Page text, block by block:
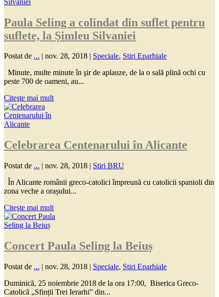
Paula Seling a colindat din suflet pentru
suflete, la Șimleu Silvaniei
Postat de ... | nov. 28, 2018 | Speciale, Stiri Eparhiale
Minute, multe minute în şir de aplauze, de la o sală plină ochi cu
peste 700 de oameni, au...
Citeşte mai mult
Celebrarea Centenarului în Alicante
Postat de ... | nov. 28, 2018 | Stiri BRU
În Alicante românii greco-catolici împreună cu catolicii spanioli din
zona veche a orașului...
Citeşte mai mult
Concert Paula Seling la Beiuș
Postat de ... | nov. 28, 2018 | Speciale, Stiri Eparhiale
Duminică, 25 noiembrie 2018 de la ora 17:00, Biserica Greco-
Catolică „Sfinții Trei Ierarhi” din...